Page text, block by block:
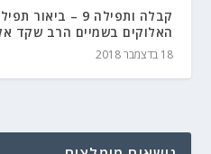
קבלה ותפילה 9 –
האלוקים בשמיים הרב שקד
18 בדצמבר 2018